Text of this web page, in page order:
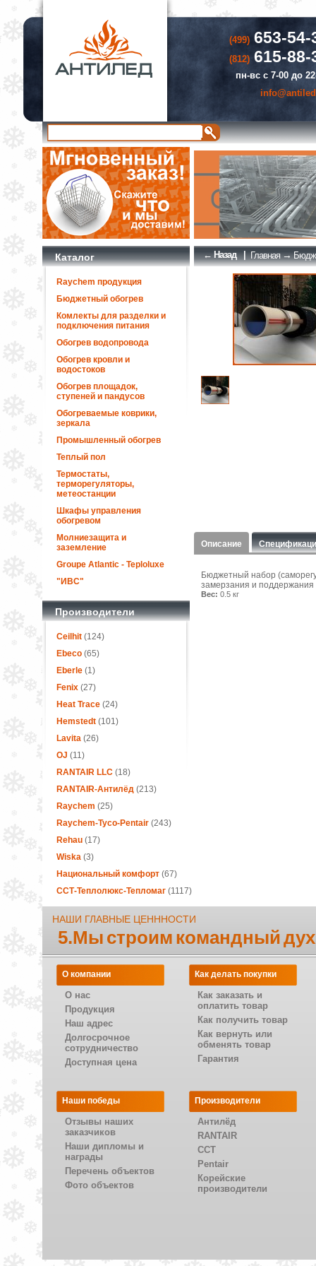
(499)653-54-
(812)615-88-
пн-вс с 7-00 до
Каталог
Raychem продукция
Бюджетный обогрев
Комлекты для разделки и
подключения питания
Обогрев водопровода
Обогрев кровли и
водостоков
Обогрев площадок,
ступеней и пандусов
Обогреваемые коврики,
зеркала
Промышленный обогрев
Теплый пол
Термостаты,
терморегуляторы,
метеостанции
Шкафы управления
обогревом
Молниезащита и
заземление
Groupe Atlantic - Teploluxe
"ИВС"
Производители
Ceilhit(124)
Ebeco(65)
Eberle(1)
Fenix(27)
Heat Trace(24)
Hemstedt(101)
Lavita(26)
OJ (11)
RANTAIR LLC(18)
RANTAIR-Антилёд(213)
Raychem (25)
Raychem-Tyco-Pentair (243)
Rehau(17)
Wiska(3)
Национальный комфорт(67)
ССТ-Теплолюкс-Тепломаг(1117)
← Назад | Главная→
Описание
Бюджетный набор
замерзания и поддержания
Вес: 0.5 кг
НАШИ ГЛАВНЫЕ ЦЕНННОСТИ
5.Мы строим командный
О компании
О нас
Продукция
Наш адрес
Долгосрочное
сотрудничество
Доступная цена
Как делать покупки
Как заказать и
оплатить товар
Как получить товар
Как вернуть или
обменять товар
Гарантия
Наши победы
Отзывы наших
заказчиков
Наши дипломы и
награды
Перечень объектов
Фото объектов
Производители
Антилёд
RANTAIR
CCT
Pentair
Корейские
производители